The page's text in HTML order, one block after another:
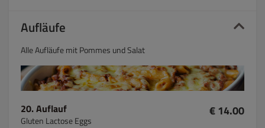
Aufläufe
Alle Aufläufe mit Pommes und Salat
20. Auflauf
Gluten Lactose Eggs
€ 14.00